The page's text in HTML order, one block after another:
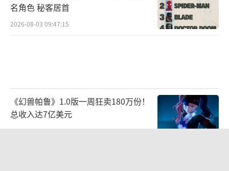
名角色 秘客居首
2026-08-03 09:47:15
《幻兽帕鲁》1.0版一周狂卖180万份！
总收入达7亿美元
2026-07-22 10:34:34